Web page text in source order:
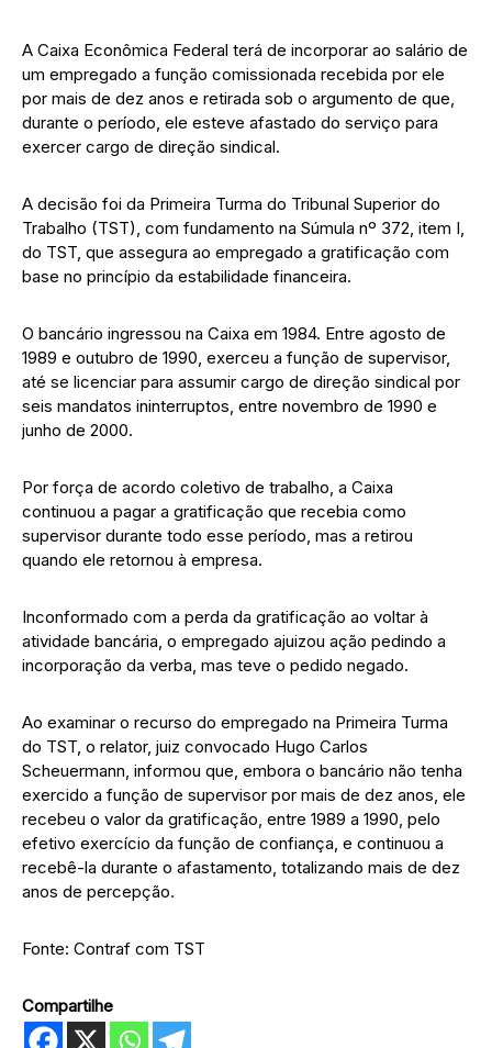
A Caixa Econômica Federal terá de incorporar ao salário de
um empregado a função comissionada recebida por ele
por mais de dez anos e retirada sob o argumento de que,
durante o período, ele esteve afastado do serviço para
exercer cargo de direção sindical.
A decisão foi da Primeira Turma do Tribunal Superior do
Trabalho (TST), com fundamento na Súmula nº 372, item I,
do TST, que assegura ao empregado a gratificação com
base no princípio da estabilidade financeira.
O bancário ingressou na Caixa em 1984. Entre agosto de
1989 e outubro de 1990, exerceu a função de supervisor,
até se licenciar para assumir cargo de direção sindical por
seis mandatos ininterruptos, entre novembro de 1990 e
junho de 2000.
Por força de acordo coletivo de trabalho, a Caixa
continuou a pagar a gratificação que recebia como
supervisor durante todo esse período, mas a retirou
quando ele retornou à empresa.
Inconformado com a perda da gratificação ao voltar à
atividade bancária, o empregado ajuizou ação pedindo a
incorporação da verba, mas teve o pedido negado.
Ao examinar o recurso do empregado na Primeira Turma
do TST, o relator, juiz convocado Hugo Carlos
Scheuermann, informou que, embora o bancário não tenha
exercido a função de supervisor por mais de dez anos, ele
recebeu o valor da gratificação, entre 1989 a 1990, pelo
efetivo exercício da função de confiança, e continuou a
recebê-la durante o afastamento, totalizando mais de dez
anos de percepção.
Fonte: Contraf com TST
Compartilhe